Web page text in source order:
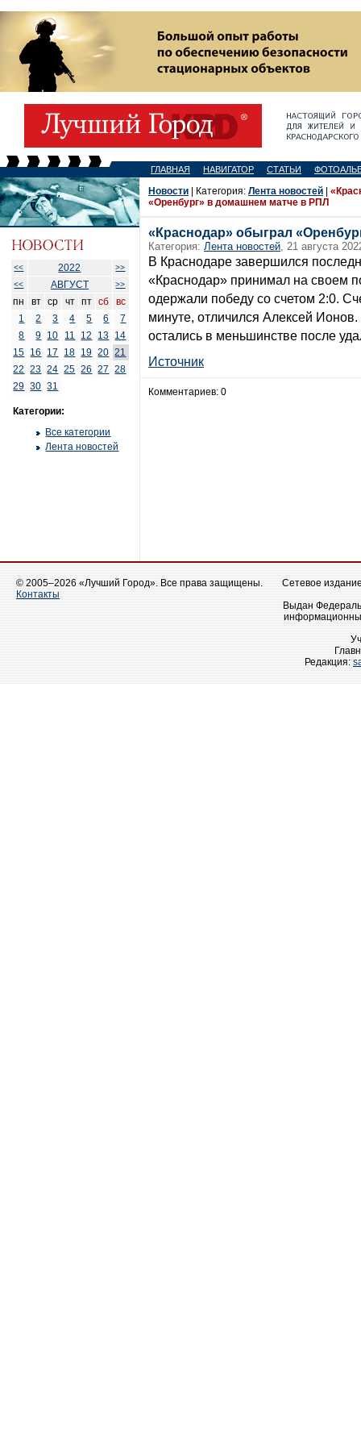
ГЛАВНАЯ НАВИГАТОР СТАТЬИ
<< 2022
>>
<<
АВГУСТ >>
пн вт ср чт пт сб
вс
1
2 3 4 5 6
7
8
9 10 11 12 13 14
15 16 17 18 19 20 21
22
23 24 25 26 27
28
29 30 31
Категории:
Все категории
Лента новостей
Новости | Категория: Лента новостей
«Оренбург» в домашнем матче в РПЛ
«Краснодар» обыграл
Категория: Лента новостей, 21 августа
В Краснодаре завершился
«Краснодар» принимал на своем
одержали победу со счетом 2:0.
минуте, отличился Алексей
остались в меньшинстве после
Источник
Комментариев: 0
© 2005–2026 «Лучший Город». Все права защищены.
Контакты
Сетевое
Выдан
Редакция: